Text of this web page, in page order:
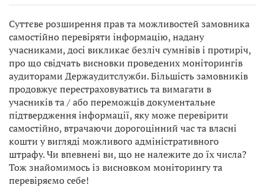
Суттєве розширення прав та можливостей замовника
самостійно перевіряти інформацію, надану
учасниками, досі викликає безліч сумнівів і протиріч,
про що свідчать висновки проведених моніторингів
аудиторами Держаудитслужби. Більшість замовників
продовжує перестраховуватись та вимагати в
учасників та / або переможців документальне
підтвердження інформації, яку може перевірити
самостійно, втрачаючи дорогоцінний час та власні
кошти у вигляді можливого адміністративного
штрафу. Чи впевнені ви, що не належите до їх числа?
Тож знайомимось із висновком моніторингу та
перевіряємо себе!